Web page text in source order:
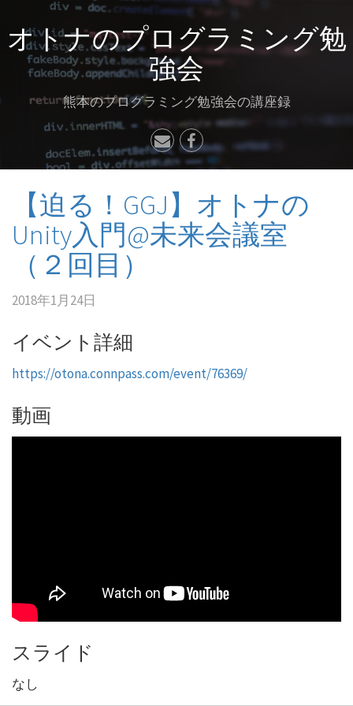
オトナのプログラミング勉
強会
熊本のプログラミング勉強会の講座録
【迫る！GGJ】オトナの
Unity入門@未来会議室
（２回目）
2018年1月24日
イベント詳細
https://otona.connpass.com/event/76369/
動画
スライド
なし